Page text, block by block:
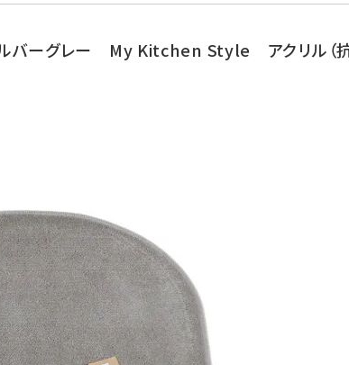
バーグレー My Kitchen Style アクリル（抗